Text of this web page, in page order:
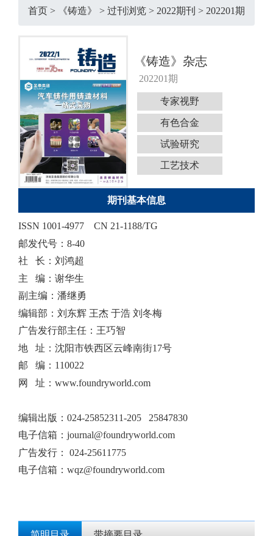
首页 > 《铸造》 > 过刊浏览 > 2022期刊 > 202201期
《铸造》杂志
202201期
专家视野
有色合金
试验研究
工艺技术
期刊基本信息
ISSN 1001-4977 CN 21-1188/TG
邮发代号：8-40
社 长：刘鸿超
主 编：谢华生
副主编：潘继勇
编辑部：刘东辉 王杰 于浩 刘冬梅
广告发行部主任：王巧智
地 址：沈阳市铁西区云峰南街17号
邮 编：110022
网 址：www.foundryworld.com
编辑出版 ： 024-25852311-205 25847830
电子信箱： journal@foundryworld.com
广告发行：
024-25611775
电子信箱： wqz@foundryworld.com